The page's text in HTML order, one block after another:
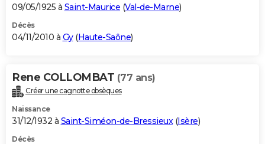
09/05/1925 à Saint-Maurice (Val-de-Marne)
Décès
04/11/2010 à Gy(Haute-Saône)
Rene COLLOMBAT (77 ans)
Créer une cagnotte obsèques
Naissance
31/12/1932 à Saint-Siméon-de-Bressieux (Isère)
Décès